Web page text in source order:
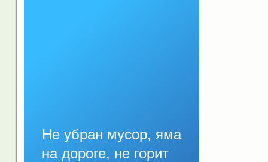
Не убран мусор, яма
на дороге, не горит